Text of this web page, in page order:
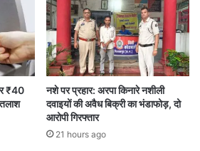
₹40
नशे पर प्रहार: अरपा किनारे नशीली
दवाइयों की अवैध बिक्री का भंडाफोड़, दो
आरोपी गिरफ्तार
21 hours ago